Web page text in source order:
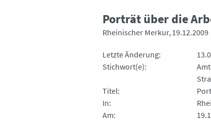
Porträt über die
Rheinischer Merkur 19.12.2009
Letzte Änderung
Stichwort(e)
Titel
In
Am